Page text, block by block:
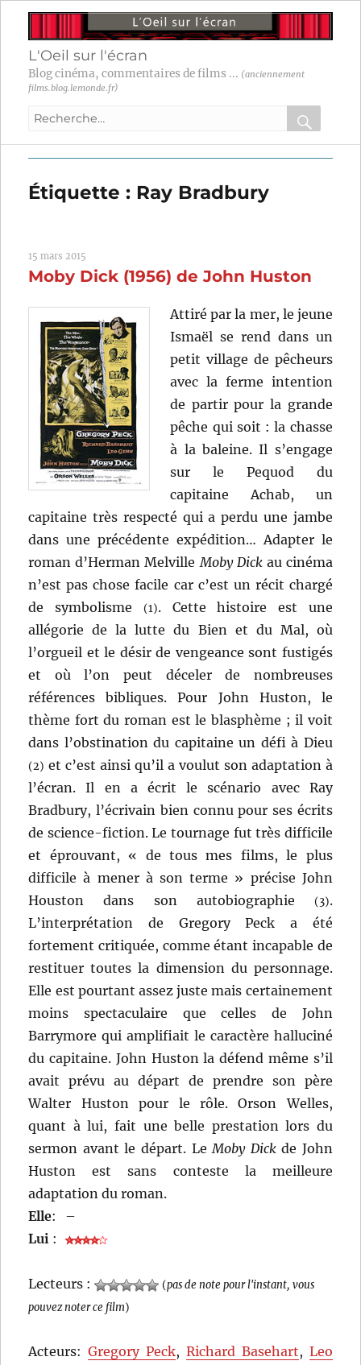
L'Oeil sur l'écran
Blog cinéma, commentaires de films ... (anciennement
films.blog.lemonde.fr)
Recherche
:
OK
Étiquette : Ray Bradbury
15 mars 2015
Moby Dick (1956) de John Huston
Attiré par la mer, le jeune
Ismaël se rend dans un
petit village de pêcheurs
avec la ferme intention
de partir pour la grande
pêche qui soit : la chasse
à la baleine. Il s’engage
sur le Pequod du
capitaine Achab, un
capitaine très respecté qui a perdu une jambe
dans une précédente expédition… Adapter le
roman d’Herman MelvilleMoby Dickau cinéma
n’est pas chose facile car c’est un récit chargé
de symbolisme
(1). Cette histoire est une
allégorie de la lutte du Bien et du Mal, où
l’orgueil et le désir de vengeance sont fustigés
et où l’on peut déceler de nombreuses
références bibliques. Pour John Huston, le
thème fort du roman est le blasphème ; il voit
dans l’obstination du capitaine un défi à Dieu
(2) et c’est ainsi qu’il a voulut son adaptation à
l’écran. Il en a écrit le scénario avec Ray
Bradbury, l’écrivain bien connu pour ses écrits
de science-fiction. Le tournage fut très difficile
et éprouvant, « de tous mes films, le plus
difficile à mener à son terme » précise John
Houston dans son autobiographie
(3).
L’interprétation de Gregory Peck a été
fortement critiquée, comme étant incapable de
restituer toutes la dimension du personnage.
Elle est pourtant assez juste mais certainement
moins spectaculaire que celles de John
Barrymore qui amplifiait le caractère halluciné
du capitaine. John Huston la défend même s’il
avait prévu au départ de prendre son père
Walter Huston pour le rôle. Orson Welles,
quant à lui, fait une belle prestation lors du
sermon avant le départ. LeMoby Dickde John
Huston est sans conteste la meilleure
adaptation du roman.
Elle:
–
Lui :
Lecteurs : (pas de note pour l'instant, vous
pouvez noter ce film)
Acteurs:Gregory Peck, Richard Basehart, Leo